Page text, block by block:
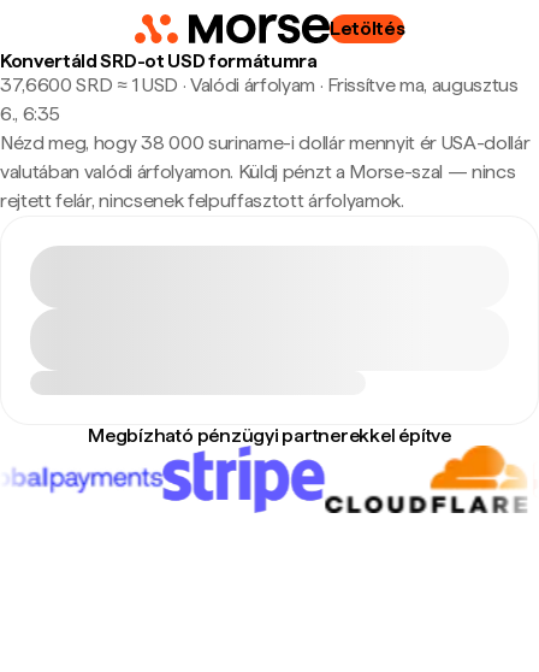
Letöltés
Konvertáld SRD-ot USD formátumra
37,6600 SRD ≈ 1 USD · Valódi árfolyam · Frissítve ma, augusztus
6., 6:35
Nézd meg, hogy 38 000 suriname-i dollár mennyit ér USA-dollár
valutában valódi árfolyamon. Küldj pénzt a Morse-szal — nincs
rejtett felár, nincsenek felpuffasztott árfolyamok.
Megbízható pénzügyi partnerekkel építve